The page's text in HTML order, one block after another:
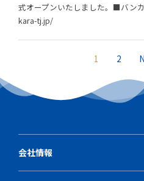
式オープンいたしました。■バン
kara-tj.jp/
1 2
会社情報